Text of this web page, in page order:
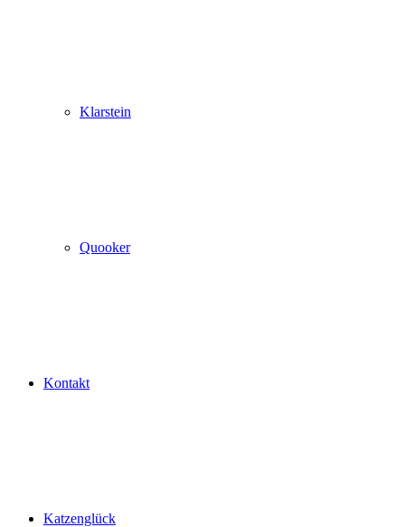
Klarstein
Quooker
Kontakt
Katzenglück